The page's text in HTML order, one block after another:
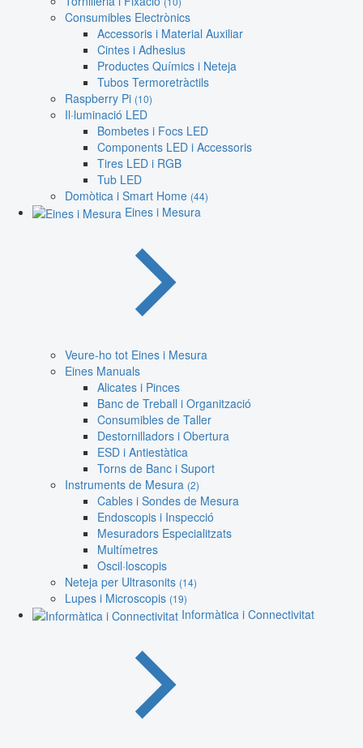
Consumibles Electrònics
Accessoris i Material Auxiliar
Cintes i Adhesius
Productes Químics i Neteja
Tubos Termoretràctils
Raspberry Pi (10)
Il·luminació LED
Bombetes i Focs LED
Components LED i Accessoris
Tires LED i RGB
Tub LED
Domòtica i Smart Home (44)
Eines i Mesura
Veure-ho tot Eines i Mesura
Eines Manuals
Alicates i Pinces
Banc de Treball i Organització
Consumibles de Taller
Destornilladors i Obertura
ESD i Antiestàtica
Torns de Banc i Suport
Instruments de Mesura (2)
Cables i Sondes de Mesura
Endoscopis i Inspecció
Mesuradors Especialitzats
Multímetres
Oscil·loscopis
Neteja per Ultrasonits (14)
Lupes i Microscopis (19)
Informàtica i Connectivitat